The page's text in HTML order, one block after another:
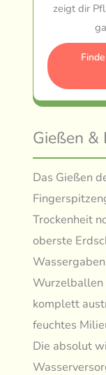
zeigt dir
Gießen
Das Gießen
Trockenheit
oberste
Wurzelballen
komplett
feuchtes
Die absolut